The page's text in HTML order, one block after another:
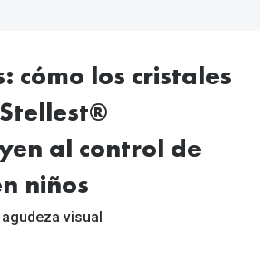
cómo los cristales
al control de
niños
visual